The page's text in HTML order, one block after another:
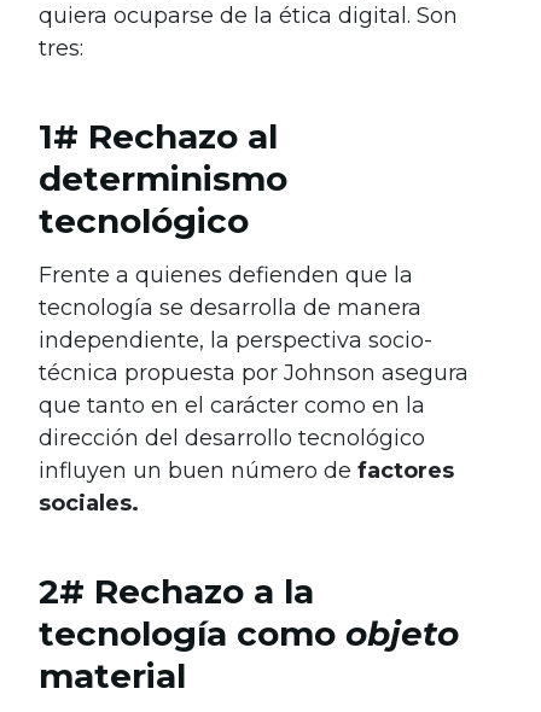
quiera ocuparse de la ética digital. Son
tres:
1# Rechazo al
determinismo
tecnológico
Frente a quienes defienden que la
tecnología se desarrolla de manera
independiente, la perspectiva socio-
técnica propuesta por Johnson asegura
que tanto en el carácter como en la
dirección del desarrollo tecnológico
influyen un buen número de factores
sociales.
2# Rechazo a la
tecnología como objeto
material